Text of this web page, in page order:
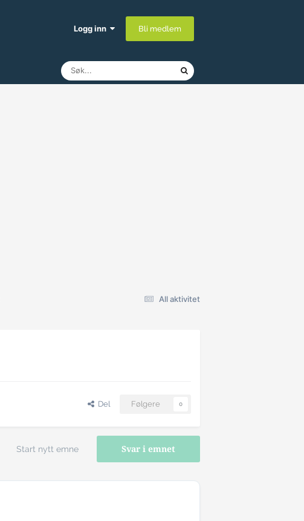
Logg inn Bli medlem
All aktivitet
Del Følgere 0
Svar i emnet
Start nytt emne